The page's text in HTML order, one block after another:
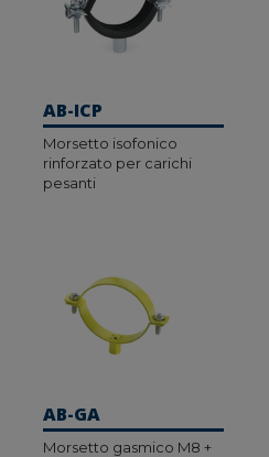
AB-ICP
Morsetto isofonico
rinforzato per carichi
pesanti
AB-GA
Morsetto gasmico M8 +